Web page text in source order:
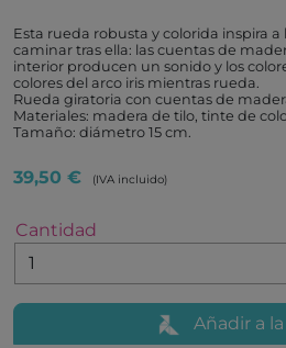
Esta rueda robusta y colorida inspira a
caminar tras ella: las cuentas de
interior producen un sonido y los
colores del arco iris mientras rueda.
Rueda giratoria con cuentas de
Materiales: madera de tilo, tinte de
Tamaño: diámetro 15 cm.
39,50 € (IVA incluido)
Cantidad
Añadir a